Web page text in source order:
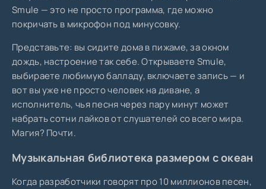
Smule — это не просто программа, где можно
покричать в микрофон под минусовку.
Представьте: вы сидите дома в пижаме, за окном
дождь, настроение так себе. Открываете Smule,
выбираете любимую балладу, включаете запись — и
вот вы уже не просто человек на диване, а
исполнитель, чья песня через пару минут может
набрать сотни лайков от слушателей со всего мира.
Магия? Почти.
Музыкальная библиотека размером с океан
Когда разработчики говорят про 10 миллионов песен,